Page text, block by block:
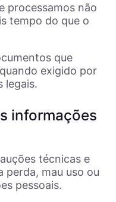
processamos não
tempo do que o
que
exigido por
legais.
informações
técnicas e
perda, mau uso ou
pessoais.